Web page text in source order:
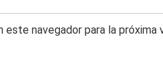
navegador para la próxima